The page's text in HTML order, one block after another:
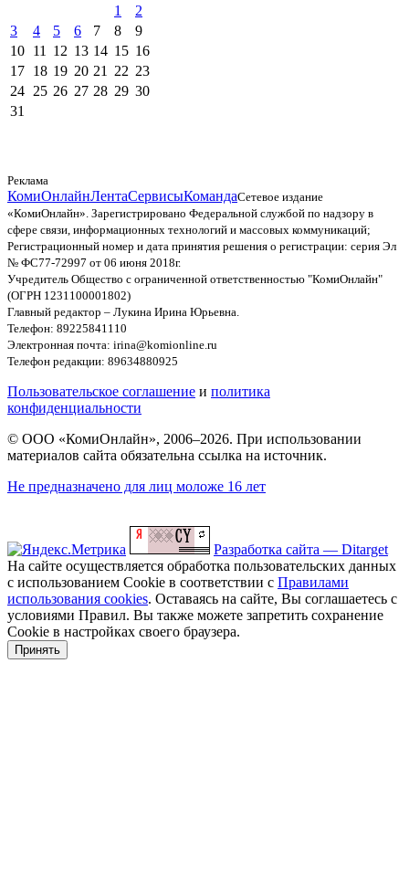
1
2
3
4 5 6 7 8
9
10 11 12 13 14 15 16
17 18 19 20 21 22 23
24 25 26 27 28 29 30
31
Реклама
КомиОнлайнЛентаСервисыКомандаСетевое издание
«КомиОнлайн». Зарегистрировано Федеральной службой по надзору в
сфере связи, информационных технологий и массовых коммуникаций;
Регистрационный номер и дата принятия решения о регистрации: серия Эл
№ ФС77-72997 от 06 июня 2018г.
Учредитель Общество с ограниченной ответственностью "КомиОнлайн"
(ОГРН 1231100001802)
Главный редактор – Лукина Ирина Юрьевна.
Телефон: 89225841110
Электронная почта: irina@komionline.ru
Телефон редакции: 89634880925
Пользовательское соглашение и политика
конфиденциальности
© ООО «КомиОнлайн», 2006–2026. При использовании
материалов сайта обязательна ссылка на источник.
Не предназначено для лиц моложе 16 лет
Разработка сайта — Ditarget
На сайте осуществляется обработка пользовательских данных
с использованием Cookie в соответствии с Правилами
использования cookies. Оставаясь на сайте, Вы соглашаетесь с
условиями Правил. Вы также можете запретить сохранение
Cookie в настройках своего браузера.
Принять